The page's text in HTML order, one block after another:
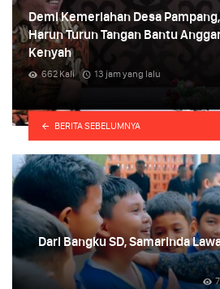
Demi Kemeriahan Desa
Harun Turun Tangan Bantu
Kenyah
662 Kali 13 jam yang lalu
i
BERITA SEBELUMNYA
Dari Bangku SD, Samarinda